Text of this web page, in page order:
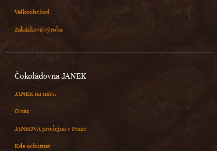
Velkoobchod
Zakázková výroba
Čokoládovna JANEK
JANEK na míru
O nás
JANKOVA prodejna v Praze
Kde ochutnat